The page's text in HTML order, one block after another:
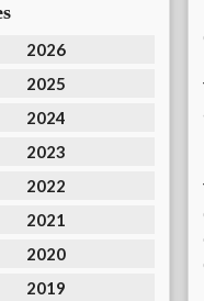
2026
2025
2024
2023
2022
2021
2020
2019